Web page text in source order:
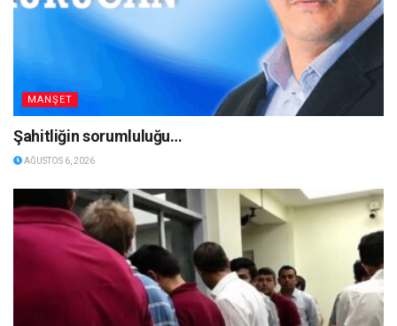
MANŞET
Şahitliğin sorumluluğu…
AĞUSTOS 6, 2026